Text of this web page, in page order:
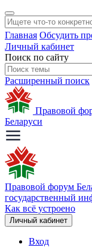
Главная Обсудить
Личный кабинет
Поиск по сайту
Расширенный поиск
Правовой
Беларуси
Правовой форум
государственный
Как всё устроено
Личный кабинет
Вход